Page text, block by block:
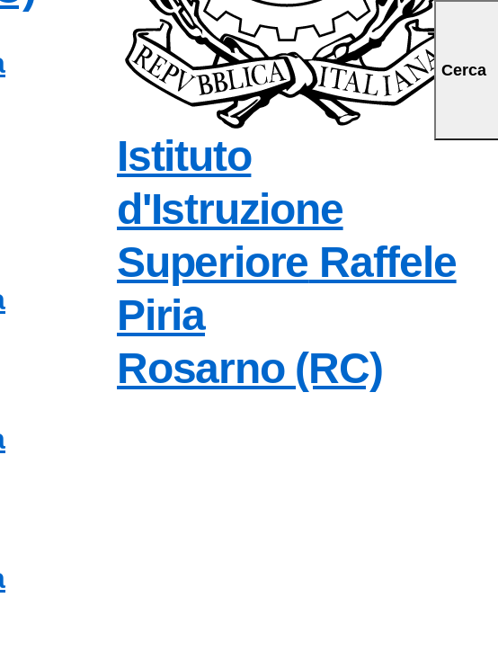
iniziale della scuola
Istituto
d'Istruzione
Superiore Raffele
Piria
Rosarno (RC)
Cerca